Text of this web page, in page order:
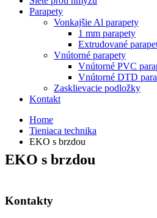
Parapety
Vonkajšie Al parapety
1 mm parapety
Extrudované
Vnútorné parapety
Vnútorné PVC
Vnútorné DTD
Zasklievacie podložky
Kontakt
Home
Tieniaca technika
EKO s brzdou
EKO s brzdou
Kontakty